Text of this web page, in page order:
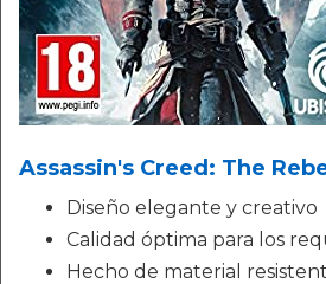
Assassin's Creed: The
Diseño elegante y creativo
Calidad óptima para los
Hecho de material